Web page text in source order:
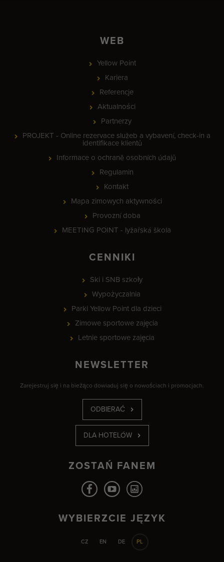
WEB
Yellow Point
Kariera
Referencje
Aktualności
Partnerzy
PROJEKT - Online rezervace služeb a vybavení, check-in a
identifikace klientů
Informace o ochraně osobních údajů
Regulamin
Kontakt
Mapa zimowych aktywności
Provozní doba
MEETING POINT - lyžařská škola
CENNIKI
Ski i SNB szkoły
Wypożyczalnia
Parki Yellow Point dla dzieci
Zimowe sportowe zajęcia
Letnie sportowe zajęcia
NEWSLETTER
Zarejestruj się i na bieżąco dowiaduj się o nowościach i promocjach.
ODBIERAĆ
DLA HOTELÓW
ZOSTAŃ FANEM
WYBIERZCIE JĘZYK
CZ EN DE PL